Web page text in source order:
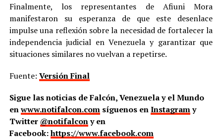
Finalmente, los representantes de Afiuni Mora
manifestaron su esperanza de que este desenlace
impulse una reflexión sobre la necesidad de fortalecer la
independencia judicial en Venezuela y garantizar que
situaciones similares no vuelvan a repetirse.
Fuente: Versión Final
Sigue las noticias de Falcón, Venezuela y el Mundo
enwww.notifalcon.comsíguenos enInstagramy
Twitter @notifalcony en
Facebook:https://www.facebook.com